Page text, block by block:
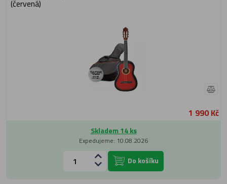
(červená)
1 990 Kč
Skladem 14 ks
Expedujeme: 10.08.2026
Do košíku